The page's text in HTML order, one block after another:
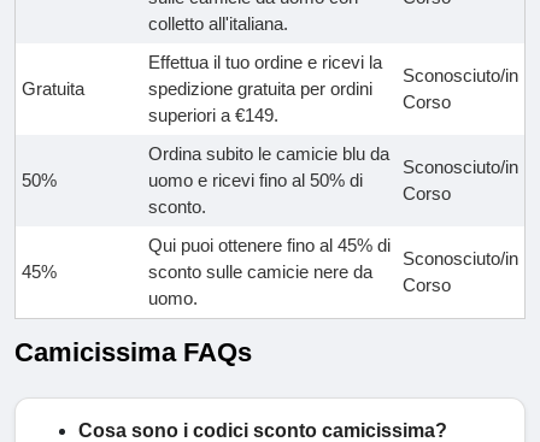
colletto all'italiana.
Gratuita
Effettua il tuo ordine e ricevi la
spedizione gratuita per ordini
superiori a €149.
Sconosciuto/in
Corso
50%
Ordina subito le camicie blu da
uomo e ricevi fino al 50% di
sconto.
Sconosciuto/in
Corso
45%
Qui puoi ottenere fino al 45% di
sconto sulle camicie nere da
uomo.
Sconosciuto/in
Corso
Camicissima FAQs
Cosa sono i codici sconto camicissima?